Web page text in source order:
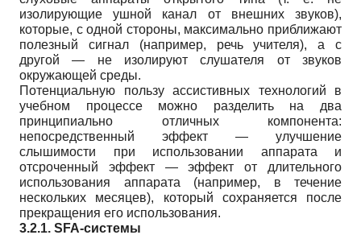
изолирующие ушной канал от внешних звуков),
которые, с одной стороны, максимально приближают
полезный сигнал (например, речь учителя), а с
другой — не изолируют слушателя от звуков
окружающей среды.
Потенциальную пользу ассистивных технологий в
учебном процессе можно разделить на два
принципиально отличных компонента:
непосредственный эффект — улучшение
слышимости при использовании аппарата и
отсроченный эффект — эффект от длительного
использования аппарата (например, в течение
нескольких месяцев), который сохраняется после
прекращения его использования.
3.2.1. SFA-системы